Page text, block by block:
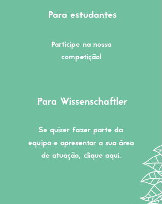
Para estudantes
Participe na nossa
competição!
Para Wissenschaftler
Se quiser fazer parte da
equipa e apresentar a sua área
de atuação, clique aqui.